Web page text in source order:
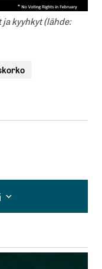
kyyhkyt (lähde:
kirjautua